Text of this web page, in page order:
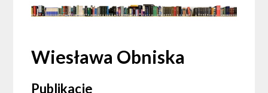
Wiesława Obniska
Publikacje